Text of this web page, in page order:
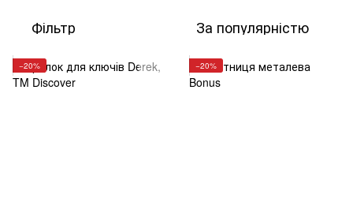
Фільтр За популярністю
−20% −20%